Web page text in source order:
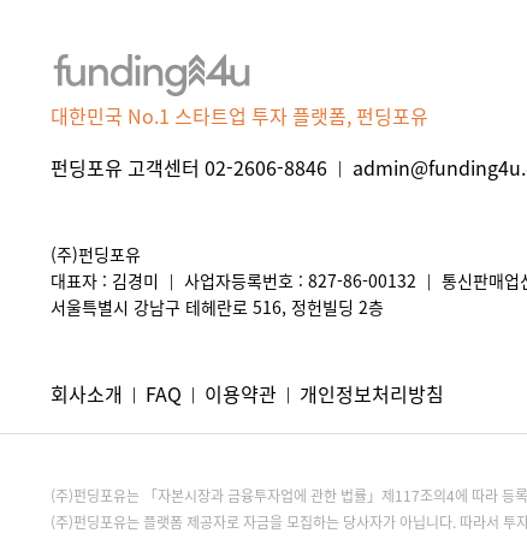
대한민국 No.1 스타트업 투자 플랫폼, 펀딩포유
펀딩포유 고객센터 02-2606-8846 |
(주)펀딩포유
대표자 : 김경미
| 사업자등록번호 : 827-86-00132 | 통신판매
서울특별시 강남구 테헤란로 516, 정헌빌딩 2층
회사소개 | FAQ | 이용약관 | 개인정보처리방침
(주)펀딩포유는 「자본시장과 금융투자업에 관한 법률」제117조의4에 따라 등
(주)펀딩포유는 플랫폼 제공자로 자금을 모집하는 당사자가 아닙니다. 따라서